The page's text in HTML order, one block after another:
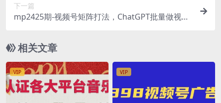
下一篇
mp2425期-视频号矩阵打法，ChatGPT批量做视
相关文章
VIP VIP